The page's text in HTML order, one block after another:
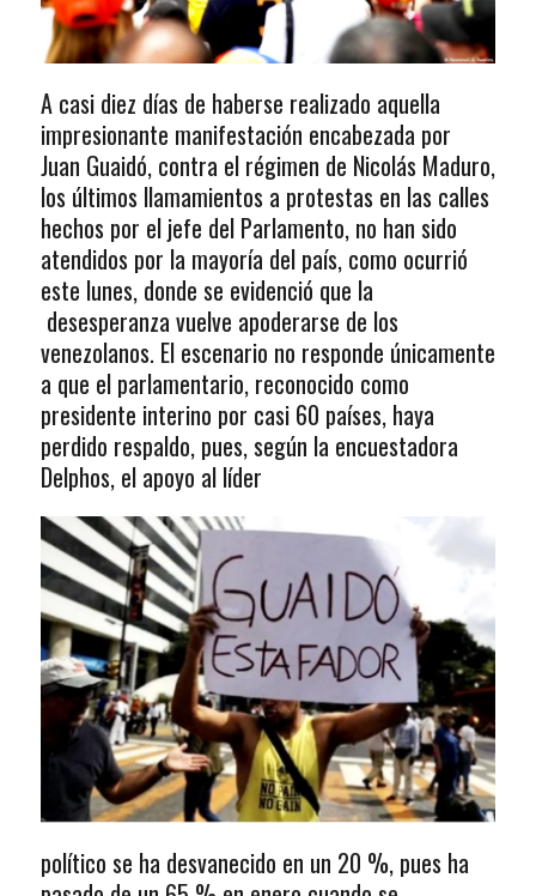
A casi diez días de haberse realizado aquella
impresionante manifestación encabezada por
Juan Guaidó, contra el régimen de Nicolás Maduro,
los últimos llamamientos a protestas en las calles
hechos por el jefe del Parlamento, no han sido
atendidos por la mayoría del país, como ocurrió
este lunes, donde se evidenció que la
desesperanza vuelve apoderarse de los
venezolanos. El escenario no responde únicamente
a que el parlamentario, reconocido como
presidente interino por casi 60 países, haya
perdido respaldo, pues, según la encuestadora
Delphos, el apoyo al líder
político se ha desvanecido en un 20 %, pues ha